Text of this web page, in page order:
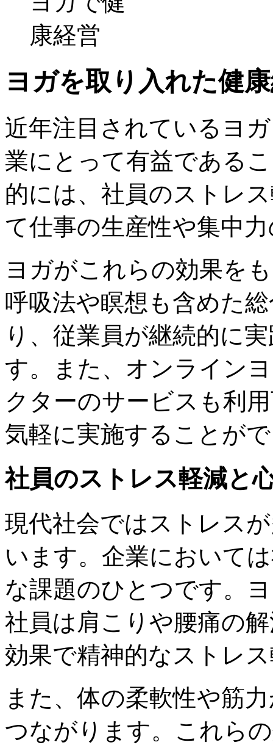
ヨガを取り入れた健
近年注目されているヨ
業にとって有益である
的には、社員のストレ
て仕事の生産性や集中
ヨガがこれらの効果を
呼吸法や瞑想も含めた
り、従業員が継続的に
す。また、オンライン
クターのサービスも利
気軽に実施することが
社員のストレス軽減と
現代社会ではストレス
います。企業において
な課題のひとつです。
社員は肩こりや腰痛の
効果で精神的なストレ
また、体の柔軟性や筋
つながります。これら